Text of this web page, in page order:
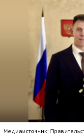
Медиаисточник: